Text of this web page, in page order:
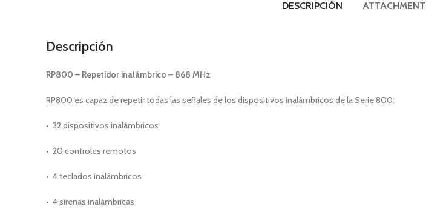
DESCRIPCIÓN ATTACHMENT
Descripción
RP800 – Repetidor inalámbrico – 868 MHz
RP800 es capaz de repetir todas las señales de los dispositivos inalámbricos de la Serie 800:
• 32 dispositivos inalámbricos
• 20 controles remotos
• 4 teclados inalámbricos
• 4 sirenas inalámbricas